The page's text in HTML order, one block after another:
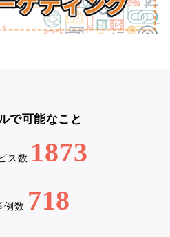
で可能なこと
ス数 1873
例数 718